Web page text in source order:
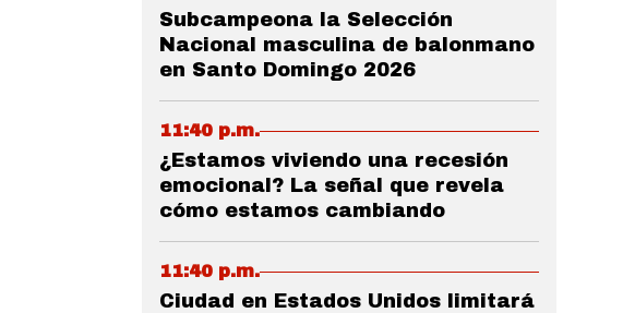
Subcampeona la Selección
Nacional masculina de balonmano
en Santo Domingo 2026
11:40 p.m.
¿Estamos viviendo una recesión
emocional? La señal que revela
cómo estamos cambiando
11:40 p.m.
Ciudad en Estados Unidos limitará